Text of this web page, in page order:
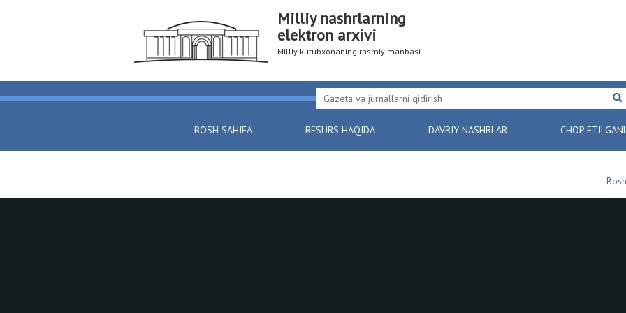
Milliy nashrlarning
elektron arxivi
Milliy kutubxonaning rasmiy manbasi
BOSH SAHIFA RESURS HAQIDA DAVRIY NASHRLAR CHOP